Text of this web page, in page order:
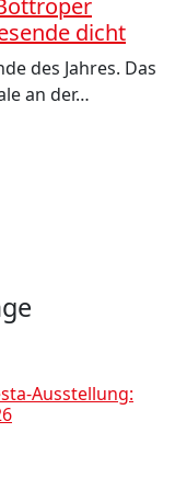
dicht
des Jahres. Das
an der…
Ausstellung: